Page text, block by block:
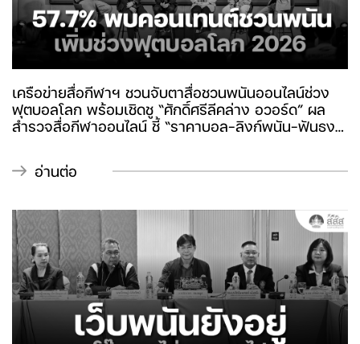
เครือข่ายสื่อกีฬาฯ ชวนจับตาสื่อชวนพนันออนไลน์ช่วง
ฟุตบอลโลก พร้อมเชิดชู “ศักดิ์ศรีลีคล่าง อวอร์ด” ผล
สำรวจสื่อกีฬาออนไลน์ ชี้ “ราคาบอล–ลิงก์พนัน–ฟันธง”
สร้างแรงบันดาลใจฟุตบอลไทยลีก 3
อ่านต่อ